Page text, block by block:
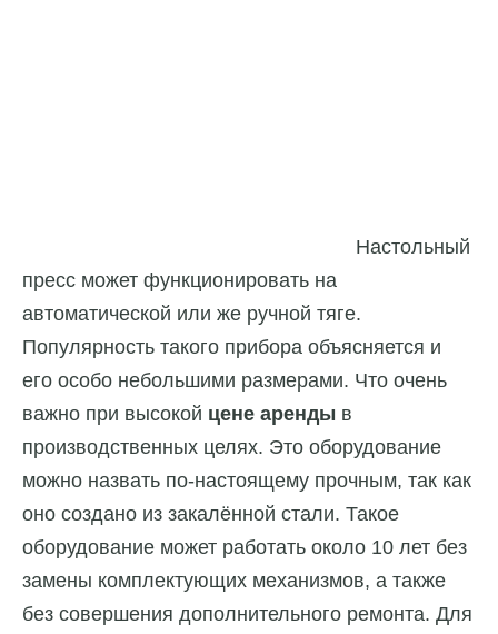
Настольный
пресс может функционировать на
автоматической или же ручной тяге.
Популярность такого прибора объясняется и
его особо небольшими размерами. Что очень
важно при высокой цене аренды в
производственных целях. Это оборудование
можно назвать по-настоящему прочным, так как
оно создано из закалённой стали. Такое
оборудование может работать около 10 лет без
замены комплектующих механизмов, а также
без совершения дополнительного ремонта. Для